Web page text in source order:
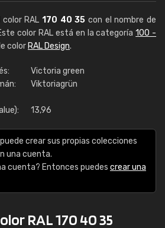
RAL 170 40 35 con el nombre de
color RAL está en la categoría100 -
color RAL Design.
Victoria green
Viktoriagrün
13,96
crear sus propias colecciones
una cuenta.
cuenta? Entonces puedes crear una
RAL 170 40 35